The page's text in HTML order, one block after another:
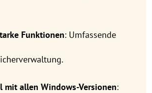
Funktionen: Umfassende
mit allen Windows-Versionen: